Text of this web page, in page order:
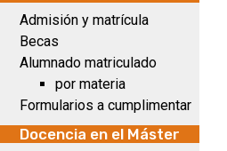
Admisión y matrícula
Becas
Alumnado matriculado
por materia
Formularios a cumplimentar
Docencia en el Máster